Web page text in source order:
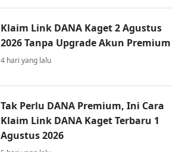
Klaim Link DANA Kaget 2 Agustus
2026 Tanpa Upgrade Akun Premium
4 hari yang lalu
Tak Perlu DANA Premium, Ini Cara
Klaim Link DANA Kaget Terbaru 1
Agustus 2026